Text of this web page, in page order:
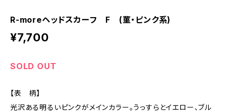
R-moreヘッドスカーフ F (菫・ピンク系)
¥7,700
SOLD OUT
【表 柄】
光沢ある明るいピンクがメインカラー。うっすらとイエロー、ブル